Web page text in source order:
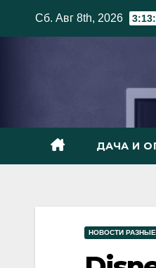
Сб. Авг 8th, 2026
ДАЧА И
НОВОСТИ РАЗНЫЕ